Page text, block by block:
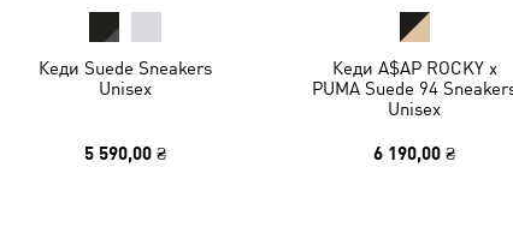
Кеди Suede Sneakers
Unisex
5 590,00 ₴
Кеди A$AP ROCKY x
PUMA Suede 94
Unisex
6 190,00 ₴